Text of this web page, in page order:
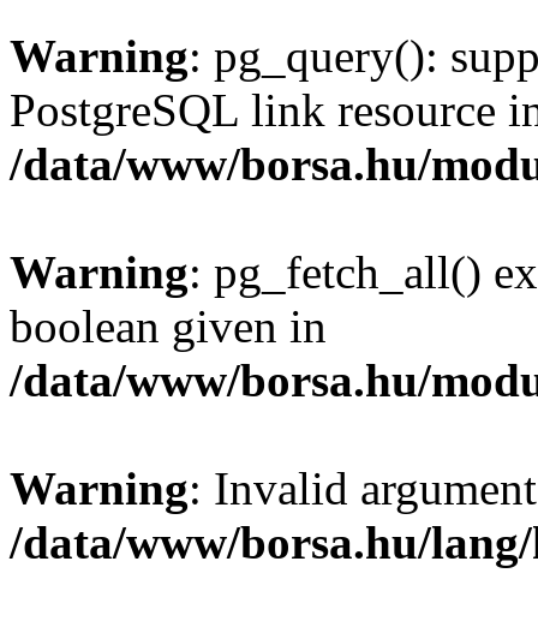
Warning: pg_query():
PostgreSQL link resource
/data/www/borsa.hu/
Warning: pg_fetch_all()
boolean given in
/data/www/borsa.hu/
Warning: Invalid
/data/www/borsa.hu/